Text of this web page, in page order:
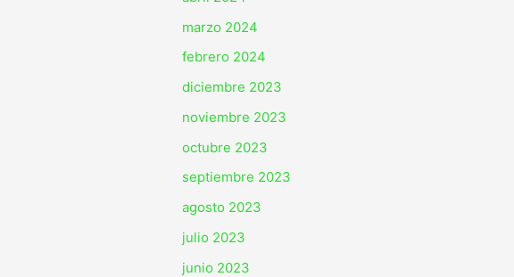
marzo 2024
febrero 2024
diciembre 2023
noviembre 2023
octubre 2023
septiembre 2023
agosto 2023
julio 2023
junio 2023